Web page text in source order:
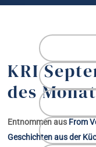
KRI
des
Entnommen aus From
Geschichten aus der